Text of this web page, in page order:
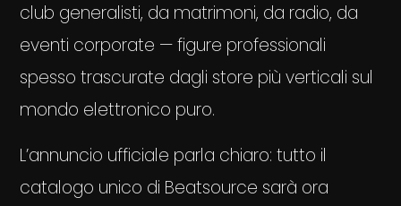
club generalisti, da matrimoni, da radio, da
eventi corporate — figure professionali
spesso trascurate dagli store più verticali sul
mondo elettronico puro.
L’annuncio ufficiale parla chiaro: tutto il
catalogo unico di Beatsource sarà ora